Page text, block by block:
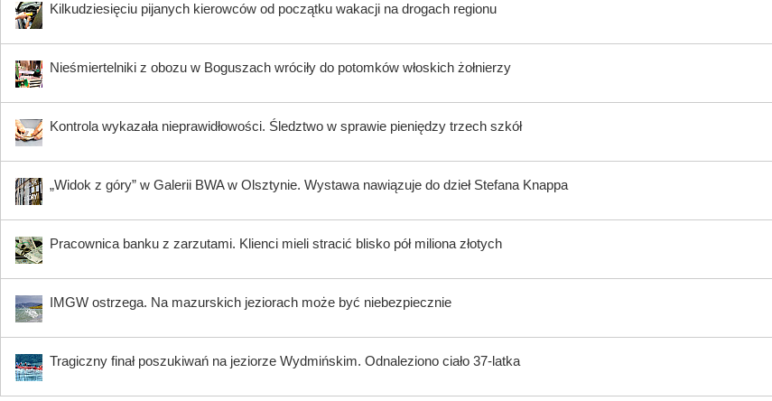
Kilkudziesięciu pijanych kierowców od początku wakacji na drogach regionu
Nieśmiertelniki z obozu w Boguszach wróciły do potomków włoskich żołnierzy
Kontrola wykazała nieprawidłowości. Śledztwo w sprawie pieniędzy trzech szkół
„Widok z góry” w Galerii BWA w Olsztynie. Wystawa nawiązuje do dzieł Stefana Knappa
Pracownica banku z zarzutami. Klienci mieli stracić blisko pół miliona złotych
IMGW ostrzega. Na mazurskich jeziorach może być niebezpiecznie
Tragiczny finał poszukiwań na jeziorze Wydmińskim. Odnaleziono ciało 37-latka